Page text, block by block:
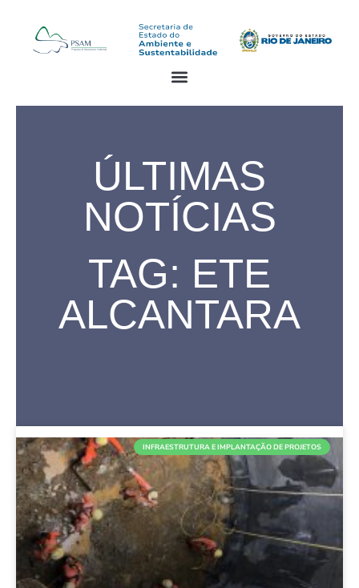
ÚLTIMAS
NOTÍCIAS
TAG: ETE
ALCANTARA
INFRAESTRUTURA E IMPLANTAÇÃO DE PROJETOS